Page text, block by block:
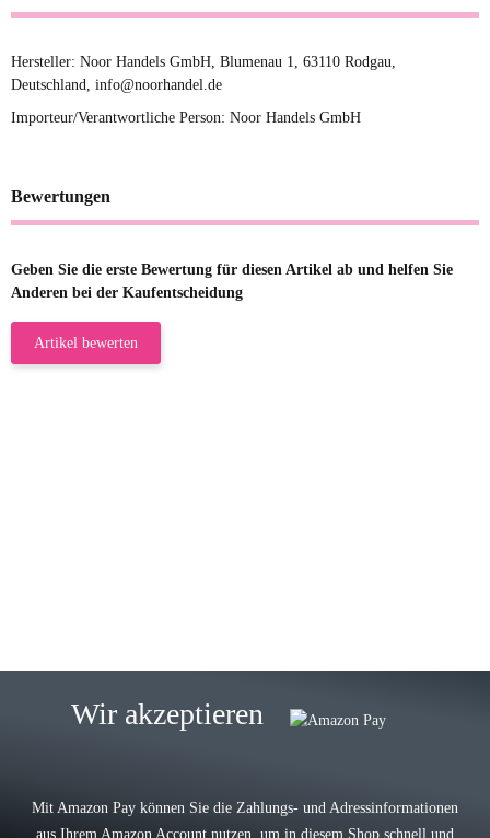
Hersteller: Noor Handels GmbH, Blumenau 1, 63110 Rodgau,
Deutschland, info@noorhandel.de
Importeur/Verantwortliche Person: Noor Handels GmbH
Bewertungen
Geben Sie die erste Bewertung für diesen Artikel ab und helfen Sie
Anderen bei der Kaufentscheidung
Artikel bewerten
Lieferung, man kann bedenkenlos
Wir akzeptieren
Mit Amazon Pay können Sie die Zahlungs- und Adressinformationen
aus Ihrem Amazon Account nutzen, um in diesem Shop schnell und